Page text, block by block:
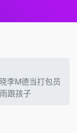
李M德当打包员
跟孩子